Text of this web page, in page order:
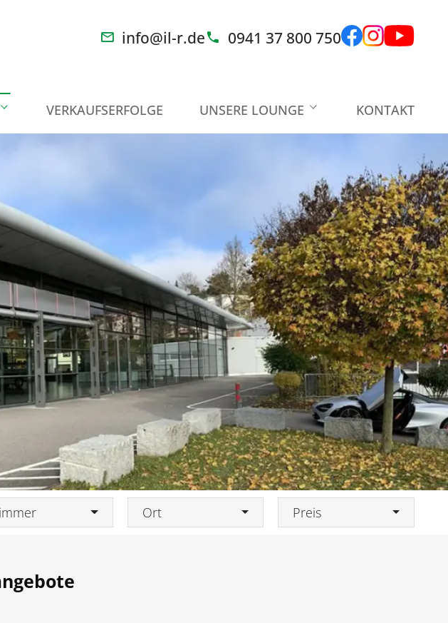
info@il-r.de 0941 37 800 750
& Rendite-Objekte
VERKAUFSERFOLGE UNSERE LOUNGE
Unsere Partner
KONTAKT
Ort Preis